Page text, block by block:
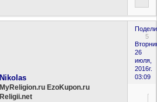
5
26
июля,
2016г.
03:09
Nikolas
MyReligion.ru EzoKupon.ru
Religii.net